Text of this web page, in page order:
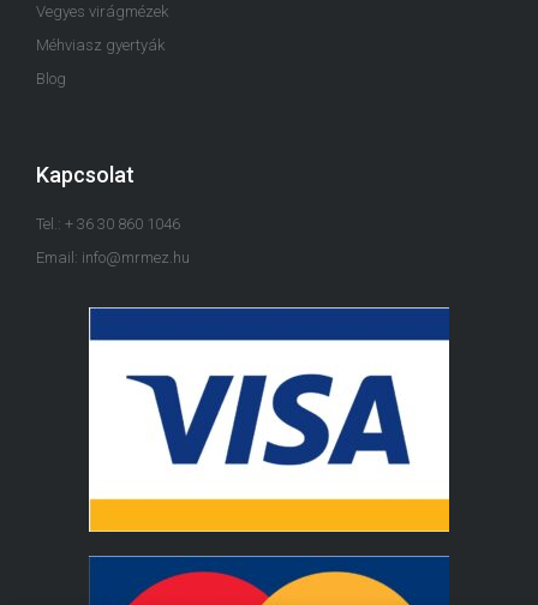
Vegyes virágmézek
Méhviasz gyertyák
Blog
Kapcsolat
Tel.: + 36 30 860 1046
Email: info@mrmez.hu